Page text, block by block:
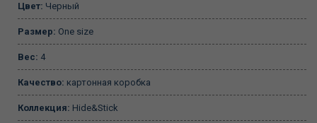
Цвет: Черный
Размер: One size
Вес: 4
Качество: картонная коробка
Коллекция: Hide&Stick